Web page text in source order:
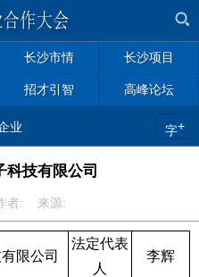
长沙市情 长沙项目
招才引智 高峰论坛
业 字+
科技有限公司
者: 来源:
限公司
法定代表
人
李辉